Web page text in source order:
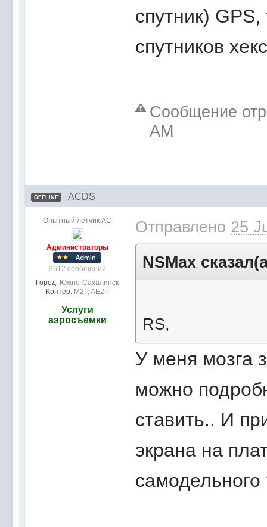
спутник)
спутников
Сообщение
AM
OFFLINE ACDS
Опытный летчик АС
Администраторы
3612 сообщений
Город: Южно-Сахалинск
Коптер: M2P, AE2P
Услуги
аэросъемки
Отправлено 25
NSMax
RS,
У меня мозга
можно
ставить.. И
экрана на
самодельного